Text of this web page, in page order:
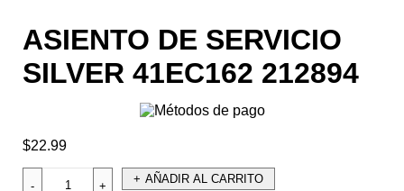
ASIENTO DE SERVICIO
SILVER 41EC162 212894
$22.99
AÑADIR AL CARRITO